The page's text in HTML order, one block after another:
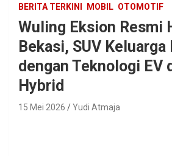
BERITA TERKINI MOBIL OTOMOTIF
Wuling Eksion Resmi
Bekasi, SUV
dengan Teknologi EV
Hybrid
15 Mei 2026 Yudi Atmaja